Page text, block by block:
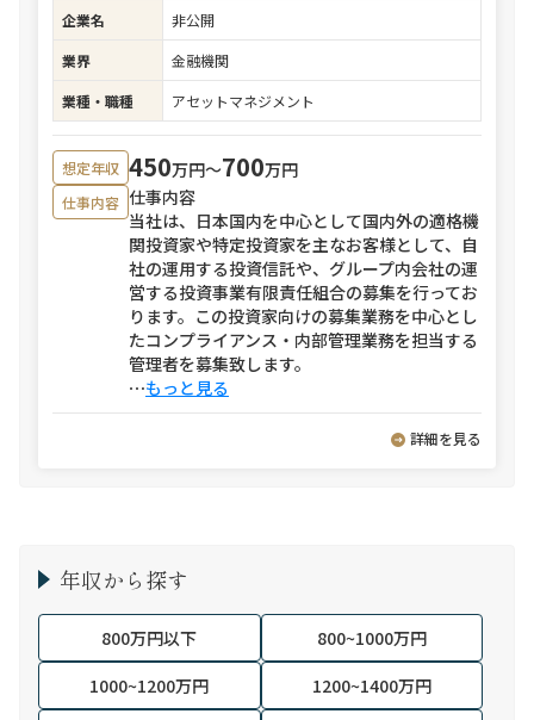
企業名
非公開
業界
金融機関
業種・職種
アセットマネジメント
想定年収 450万円〜700万円
仕事内容 仕事内容
当社は、日本国内を中心として国内外の適格機
関投資家や特定投資家を主なお客様として、自
社の運用する投資信託や、グループ内会社の運
営する投資事業有限責任組合の募集を行ってお
ります。この投資家向けの募集業務を中心とし
たコンプライアンス・内部管理業務を担当する
管理者を募集致します。
⋯もっと見る
詳細を見る
年収から探す
800万円以下
800~1000万円
1000~1200万円
1200~1400万円